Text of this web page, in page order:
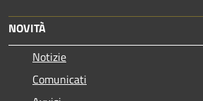
NOVITÀ
Notizie
Comunicati